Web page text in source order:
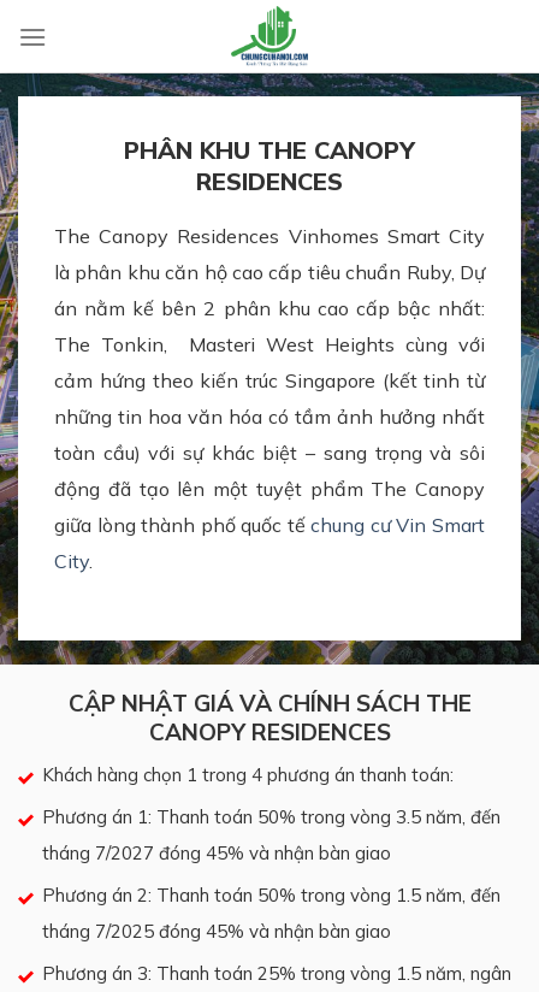
content
PHÂN KHU THE CANOPY
RESIDENCES
The Canopy Residences Vinhomes Smart City
là phân khu căn hộ cao cấp tiêu chuẩn Ruby, Dự
án nằm kế bên 2 phân khu cao cấp bậc nhất:
The Tonkin, Masteri West Heights cùng với
cảm hứng theo kiến trúc Singapore (kết tinh từ
những tin hoa văn hóa có tầm ảnh hưởng nhất
toàn cầu) với sự khác biệt – sang trọng và sôi
động đã tạo lên một tuyệt phẩm The Canopy
giữa lòng thành phố quốc tếchung cư Vin Smart
City.
CẬP NHẬT GIÁ VÀ CHÍNH SÁCH THE
CANOPY RESIDENCES
Khách hàng chọn 1 trong 4 phương án thanh toán:
Phương án 1: Thanh toán 50% trong vòng 3.5 năm, đến
tháng 7/2027 đóng 45% và nhận bàn giao
Phương án 2: Thanh toán 50% trong vòng 1.5 năm, đến
tháng 7/2025 đóng 45% và nhận bàn giao
Phương án 3: Thanh toán 25% trong vòng 1.5 năm, ngân